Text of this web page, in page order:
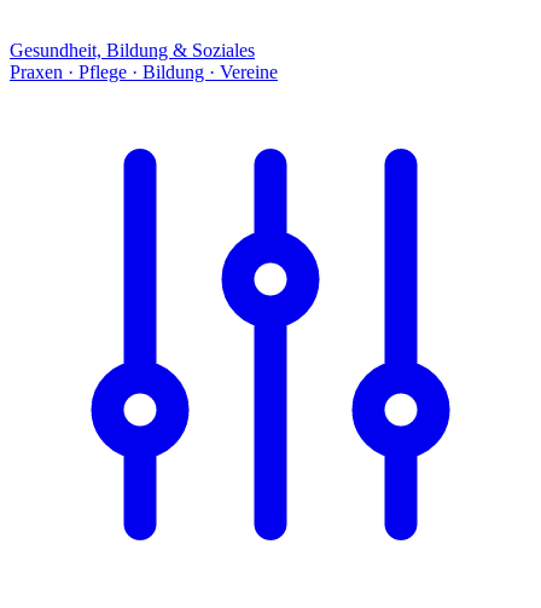
Gesundheit, Bildung & Soziales
Praxen · Pflege · Bildung · Vereine